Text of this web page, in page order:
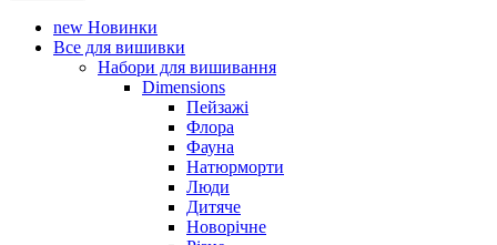
new Новинки
Все для вишивки
Набори для вишивання
Dimensions
Пейзажі
Флора
Фауна
Натюрморти
Люди
Дитяче
Новорічне